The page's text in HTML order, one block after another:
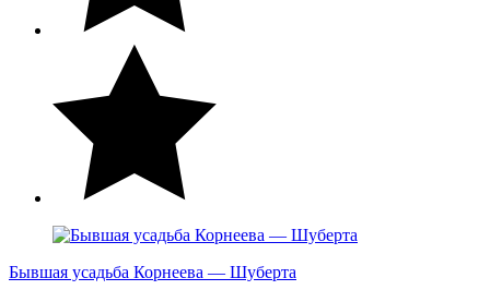
Бывшая усадьба Корнеева — Шуберта